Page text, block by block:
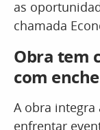
as
chamada
Obra tem
com
A obra
enfrentar